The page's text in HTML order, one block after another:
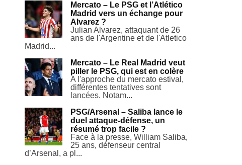
Mercato – Le PSG et l’Atlético
Madrid vers un échange pour
Alvarez ?
Julian Alvarez, attaquant de 26
ans de l'Argentine et de l'Atletico
Madrid...
Mercato – Le Real Madrid veut
piller le PSG, qui est en colère
A l'approche du mercato estival,
différentes tentatives sont
lancées. Notam...
PSG/Arsenal – Saliba lance le
duel attaque-défense, un
résumé trop facile ?
Face à la presse, William Saliba,
25 ans, défenseur central
d’Arsenal, a pl...